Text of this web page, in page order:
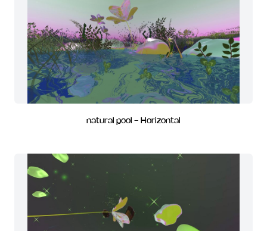
natural pool - Horizontal